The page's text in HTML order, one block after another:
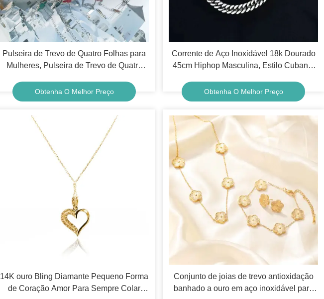
Pulseira de Trevo de Quatro Folhas para
Mulheres, Pulseira de Trevo de Quatro
Banhado a Ouro 18K, Pulseira de
Corrente de Prata, Presente de Joia para
Obtenha O Melhor Preço
Corrente de Aço Inoxidável 18k Dourado
45cm Hiphop Masculina, Estilo Cubano,
Obtenha O Melhor Preço
14K ouro Bling Diamante Pequeno Forma
de Coração Amor Para Sempre Colar
Conjunto de joias de trevo antioxidação
banhado a ouro em aço inoxidável para